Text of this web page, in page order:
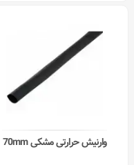
وارنیش حرارتی مشکی 70mm